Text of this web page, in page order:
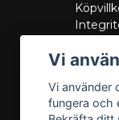
Om oss
Vi
Vi använder
fungera och